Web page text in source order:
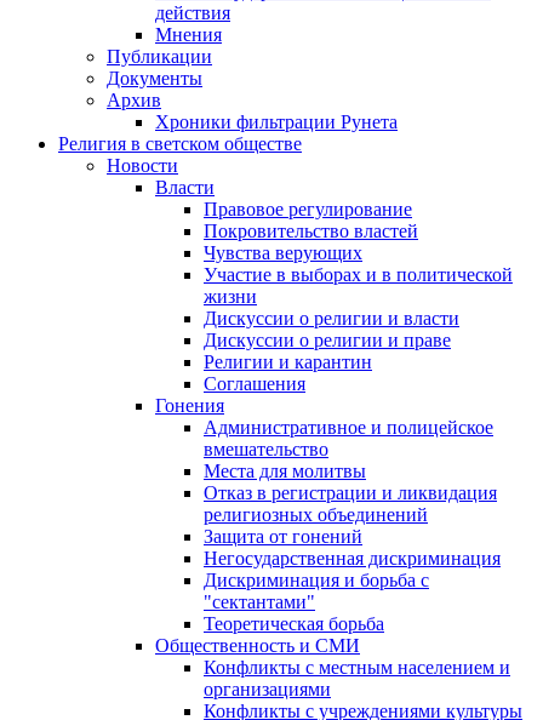
действия
Мнения
Публикации
Документы
Архив
Хроники фильтрации Рунета
Религия в светском обществе
Новости
Власти
Правовое регулирование
Покровительство властей
Чувства верующих
Участие в выборах и в политической
жизни
Дискуссии о религии и власти
Дискуссии о религии и праве
Религии и карантин
Соглашения
Гонения
Административное и полицейское
вмешательство
Места для молитвы
Отказ в регистрации и ликвидация
религиозных объединений
Защита от гонений
Негосударственная дискриминация
Дискриминация и борьба с
"сектантами"
Теоретическая борьба
Общественность и СМИ
Конфликты с местным населением и
организациями
Конфликты с учреждениями культуры